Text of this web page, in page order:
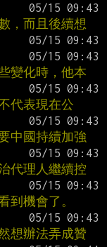
，而且後續想
變化時，他本
代表現在公
中國持續加強
代理人繼續控
到機會了。
想辦法弄成贊